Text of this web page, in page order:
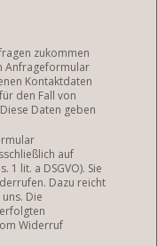
zukommen
Anfrageformular
Kontaktdaten
den Fall von
Daten geben
auf
1 lit. a DSGVO). Sie
Dazu reicht
Die
Widerruf